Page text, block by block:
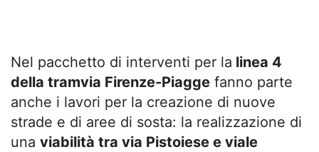
Nel pacchetto di interventi per la linea 4
della tramvia Firenze-Piagge fanno parte
anche i lavori per la creazione di nuove
strade e di aree di sosta: la realizzazione di
una viabilità tra via Pistoiese e viale